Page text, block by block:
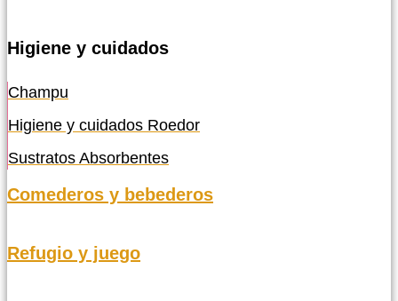
Higiene y cuidados
Champu
Higiene y cuidados Roedor
Sustratos Absorbentes
Comederos y bebederos
Refugio y juego